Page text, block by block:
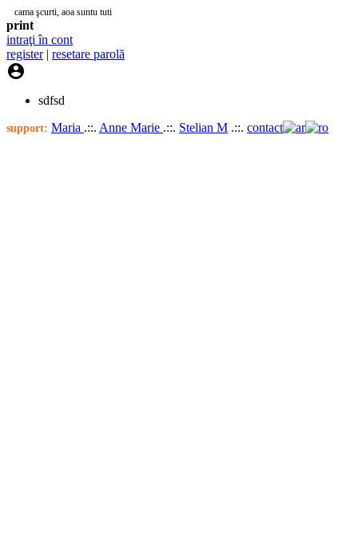
cama şcurti, aoa suntu tuti
print
intraţi în cont
register| resetare parolă

sdfsd
support: Maria .::. Anne Marie .::. Stelian M .::. contact